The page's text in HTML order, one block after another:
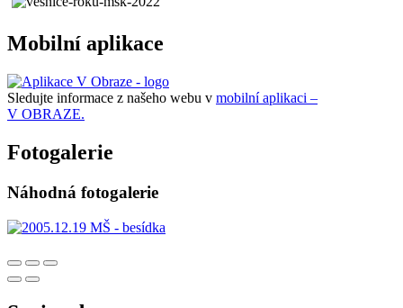
Mobilní aplikace
Sledujte informace z našeho webu v mobilní aplikaci –
V OBRAZE.
Fotogalerie
Náhodná fotogalerie